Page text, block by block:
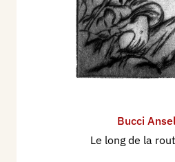
Bucci
Le long de la